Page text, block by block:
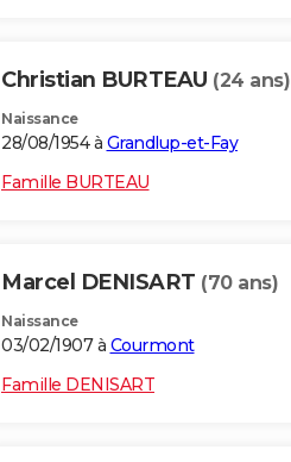
Christian BURTEAU (24 ans)
Naissance
28/08/1954 à Grandlup-et-Fay
Famille BURTEAU
Marcel DENISART (70 ans)
Naissance
03/02/1907 à Courmont
Famille DENISART